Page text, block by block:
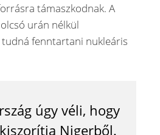
támaszkodnak. A
urán nélkül
fenntartani nukleáris
úgy véli, hogy
Nigerből.